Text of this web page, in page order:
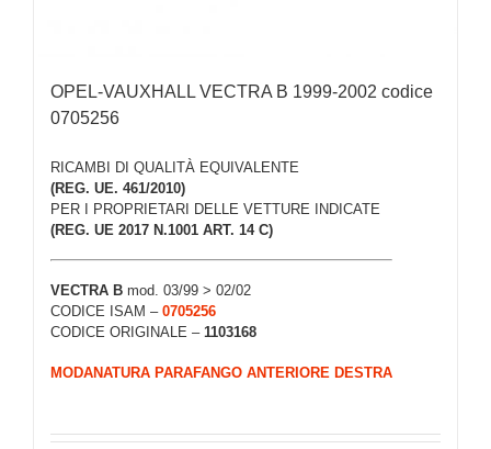
OPEL-VAUXHALL VECTRA B 1999-2002 codice
0705256
RICAMBI DI QUALITÀ EQUIVALENTE
(REG. UE. 461/2010)
PER I PROPRIETARI DELLE VETTURE INDICATE
(REG. UE 2017 N.1001 ART. 14 C)
VECTRA B mod. 03/99 > 02/02
CODICE ISAM – 0705256
CODICE ORIGINALE – 1103168
MODANATURA PARAFANGO ANTERIORE DESTRA